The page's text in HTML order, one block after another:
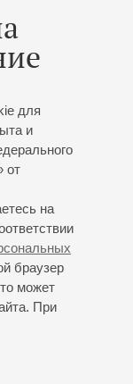
для
и
от
на
браузер
может
При
Хрычёв
Евгений
и альта ми-
: Пять
Pasha"